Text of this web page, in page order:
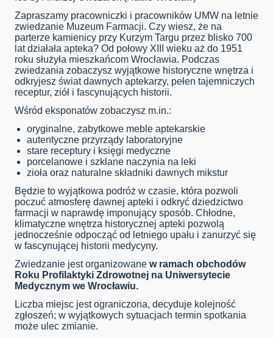
Zapraszamy pracowniczki i pracowników UMW na letnie
zwiedzanie Muzeum Farmacji. Czy wiesz, że na
parterze kamienicy przy Kurzym Targu przez blisko 700
lat działała apteka? Od połowy XIII wieku aż do 1951
roku służyła mieszkańcom Wrocławia. Podczas
zwiedzania zobaczysz wyjątkowe historyczne wnętrza i
odkryjesz świat dawnych aptekarzy, pełen tajemniczych
receptur, ziół i fascynujących historii.
Wśród eksponatów zobaczysz m.in.:
oryginalne, zabytkowe meble aptekarskie
autentyczne przyrządy laboratoryjne
stare receptury i księgi medyczne
porcelanowe i szklane naczynia na leki
zioła oraz naturalne składniki dawnych mikstur
Będzie to wyjątkowa podróż w czasie, która pozwoli
poczuć atmosferę dawnej apteki i odkryć dziedzictwo
farmacji w naprawdę imponujący sposób. Chłodne,
klimatyczne wnętrza historycznej apteki pozwolą
jednocześnie odpocząć od letniego upału i zanurzyć się
w fascynującej historii medycyny.
Zwiedzanie jest organizowane w ramach obchodów
Roku Profilaktyki Zdrowotnej na Uniwersytecie
Medycznym we Wrocławiu.
Liczba miejsc jest ograniczona, decyduje kolejność
zgłoszeń; w wyjątkowych sytuacjach termin spotkania
może ulec zmianie.